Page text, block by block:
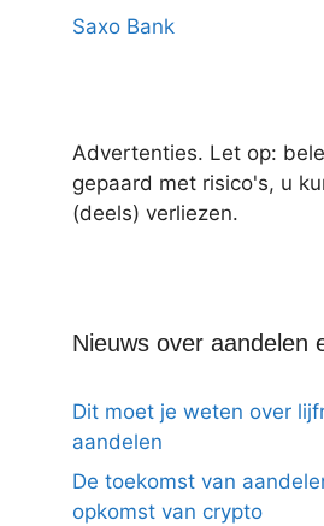
Saxo Bank
Advertenties. Let op:
gepaard met risico's, u
(deels) verliezen.
Nieuws over aandelen
Dit moet je weten over
aandelen
De toekomst van
opkomst van crypto